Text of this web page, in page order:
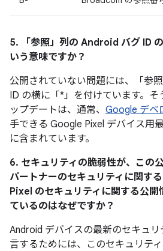
5. 「参照」 列の Android バグ ID
いう意味ですか？
公開されていない問題には、「参
ID の横に「*」を付けています。
ップデートは、通常、 Google デベ
手できる Google Pixel デバイス用
に含まれています。
6. セキュリティの脆弱性が、この
パートナーのセキュリティに関す
Pixel のセキュリティに関する公開
ているのはなぜですか？
Android デバイスの最新のセキュ
言するためには、このセキュリテ